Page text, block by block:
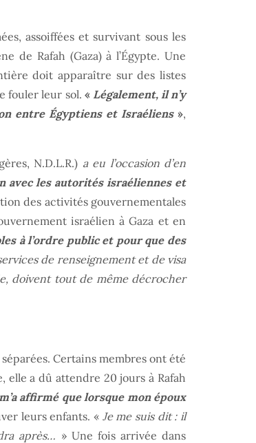
assoiffées et survivant sous les
de Rafah (Gaza) à l’Égypte. Une
doit apparaître sur des listes
fouler leur sol. « Légalement, il n’y
entre Égyptiens et Israéliens»,
N.D.L.R.) a eu l’occasion d’en
avec les autorités israéliennes et
des activités gouvernementales
israélien à Gaza et en
à l’ordre public et pour que des
de renseignement et de visa
doivent tout de même décrocher
Certains membres ont été
elle a dû attendre 20 jours à Rafah
affirmé que lorsque mon époux
leurs enfants. «Je me suis dit : il
après… » Une fois arrivée dans